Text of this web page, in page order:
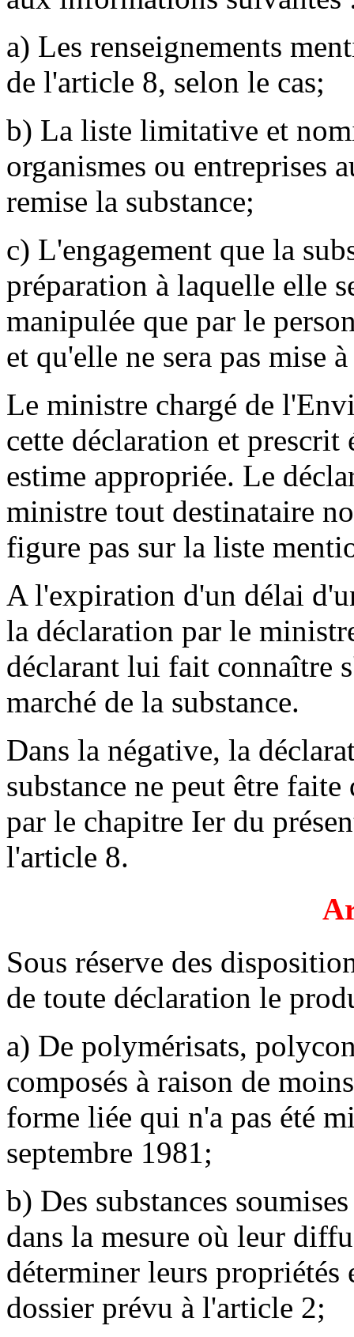
a) Les renseignements
de l'article 8, selon le cas;
b) La liste limitative et
organismes ou entreprises
remise la substance;
c) L'engagement que la
préparation à laquelle elle
manipulée que par le
et qu'elle ne sera pas mise
Le ministre chargé de
cette déclaration et
estime appropriée. Le
ministre tout destinataire
figure pas sur la liste
A l'expiration d'un délai
la déclaration par le
déclarant lui fait connaître
marché de la substance.
Dans la négative, la
substance ne peut être
par le chapitre Ier du
l'article 8.
Sous réserve des
de toute déclaration le
a) De polymérisats,
composés à raison de
forme liée qui n'a pas été
septembre 1981;
b) Des substances
dans la mesure où leur
déterminer leurs
dossier prévu à l'article 2;